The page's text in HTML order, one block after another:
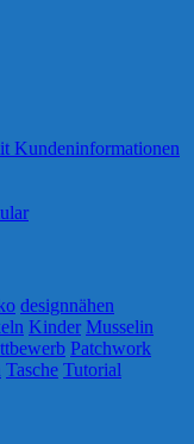
Kundeninformationen
designnähen
Kinder Musselin
Patchwork
Tasche Tutorial